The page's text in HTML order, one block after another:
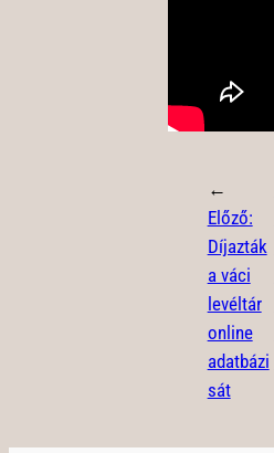
←
Előző:
Díjazták
a váci
levéltár
online
adatbázi
sát